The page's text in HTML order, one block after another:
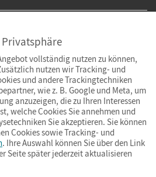
BarrierefreiheitCookies & Co.
vollständig nutzen zu können,
nutzen wir Tracking- und
und andere Trackingtechniken
wie z. B. Google und Meta, um
anzuzeigen, die zu Ihren Interessen
welche Cookies Sie annehmen und
Sie akzeptieren. Sie können
Cookies sowie Tracking- und
. Ihre Auswahl können Sie über den Link
Seite später jederzeit aktualisieren